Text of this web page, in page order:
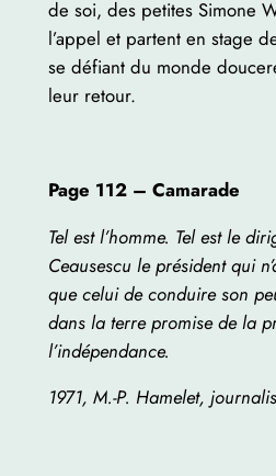
de soi, des petites Simone
l’appel et partent en stage
se défiant du monde
leur retour.
Page 112 – Camarade
Tel est l’homme. Tel est le
Ceausescu le président qui
que celui de conduire son
dans la terre promise de la
l’indépendance.
1971, M.-P. Hamelet,